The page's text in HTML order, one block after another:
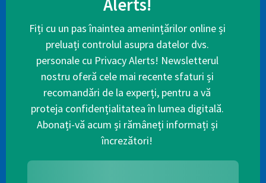
Alerts!
Fiți cu un pas înaintea amenințărilor online și
preluați controlul asupra datelor dvs.
personale cu Privacy Alerts! Newsletterul
nostru oferă cele mai recente sfaturi și
recomandări de la experți, pentru a vă
proteja confidențialitatea în lumea digitală.
Abonați-vă acum și rămâneți informați și
încrezători!